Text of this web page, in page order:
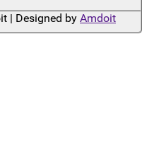
| Designed by Amdoit